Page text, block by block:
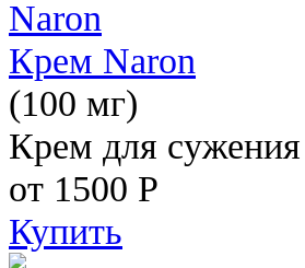
Крем Naron
(100 мг)
Крем для
от 1500 Р
Купить